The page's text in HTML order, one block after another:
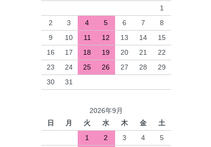
1
2
3 4 5 6 7
8
9
10 11 12 13 14
15
16
17 18 19 20 21
22
23
24 25 26 27 28
29
30
31
2026年9月
日
月 火 水 木 金
土
1
2 3 4
5